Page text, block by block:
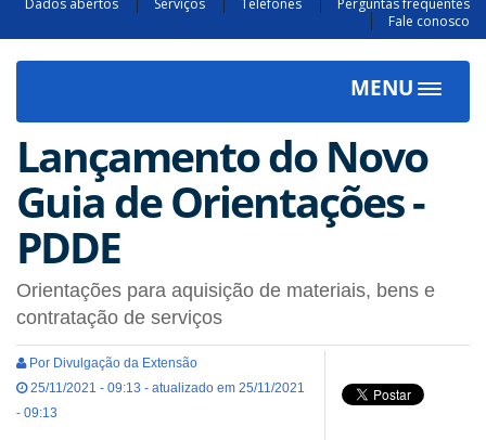
Fale conosco
MENU
Toggle
Lançamento do Novo
Guia de Orientações -
PDDE
Orientações para aquisição de materiais, bens e
contratação de serviços
Por Divulgação da Extensão
25/11/2021 - 09:13 - atualizado em 25/11/2021
- 09:13